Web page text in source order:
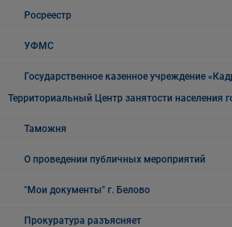
Росреестр
УФМС
Государственное казенное учреждение
Территориальный Центр занятости населения
Таможня
О проведении публичных мероприятий
"Мои документы" г. Белово
Прокуратура разъясняет